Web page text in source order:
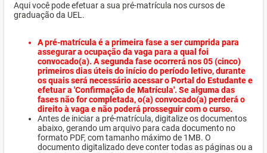
Aqui você pode efetuar a sua pré-matrícula nos cursos de
graduação da UEL.
A pré-matrícula é a primeira fase a ser cumprida para
assegurar a ocupação da vaga para a qual foi
convocado(a). A segunda fase ocorrerá nos 05 (cinco)
primeiros dias úteis do início do período letivo, durante
os quais será necessário acessar o Portal do Estudante e
efetuar a 'Confirmação de Matrícula'. Se alguma das
fases não for completada, o(a) convocado(a) perderá o
direito à vaga e não poderá prosseguir com o curso.
Antes de iniciar a pré-matrícula, digitalize os documentos
abaixo, gerando um arquivo para cada documento no
formato PDF, com tamanho máximo de 1MB. O
documento digitalizado deve conter todas as páginas ou a